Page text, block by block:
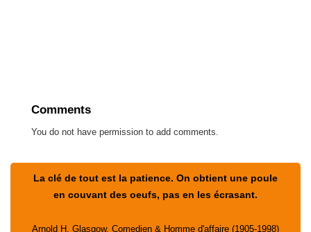
Comments
You do not have permission to add comments.
La clé de tout est la patience. On obtient une poule
en couvant des oeufs, pas en les écrasant.
Arnold H. Glasgow, Comedien & Homme d'affaire (1905-1998)